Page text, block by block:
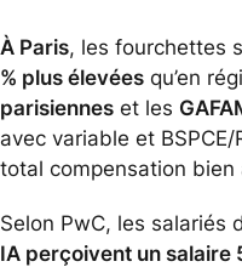
À Paris, les fourchettes
% plus élevées qu’en
parisiennes et les
avec variable et
total compensation
Selon PwC, les salariés
IA perçoivent un salaire